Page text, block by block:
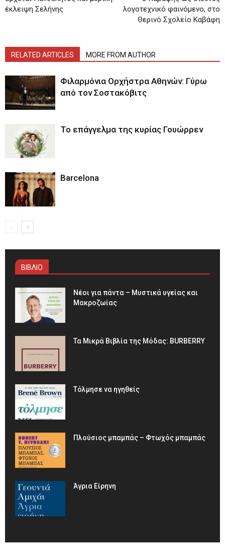
έκλειψη Σελήνης
λογοτεχνικό φαινόμενο, στο
Θερινό Σχολείο Καβάφη
RELATED ARTICLES MORE FROM AUTHOR
Φιλαρμόνια Ορχήστρα Αθηνών: Γύρω
από τον Σοστακόβιτς
Το επάγγελμα της κυρίας Γουώρρεν
Barcelona
ΒΙΒΛΙΟ
Νέοι για πάντα – Μυστικά υγείας και
Μακροζωίας
Τα Μικρά Βιβλία της Μόδας: BURBERRY
Τόλμησε να ηγηθείς
Πλούσιος μπαμπάς – Φτωχός μπαμπάς
Άγρια Είρηνη